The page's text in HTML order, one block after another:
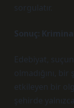
sorgulatır.
Sonuç:
Edebiyat,
olmadığını, bir
etkileyen bir
şehirde